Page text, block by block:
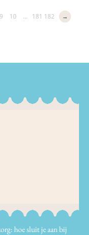
9 10 ... 181 182 →
hoe sluit je aan bij